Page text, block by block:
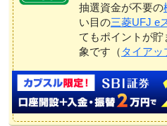
抽選資金が不要の
い目の三菱UFJ e
てもポイントが貯
象です（ タイアッ